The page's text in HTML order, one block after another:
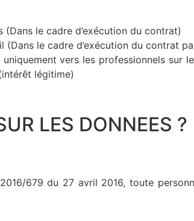
le cadre d’exécution du contrat)
le cadre d’exécution du contrat
vers les professionnels sur
légitime)
LES DONNEES ?
679 du 27 avril 2016, toute